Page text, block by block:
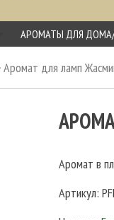
АРОМАТЫ ДЛЯ
Аромат для ламп
Аромат в
Артикул: